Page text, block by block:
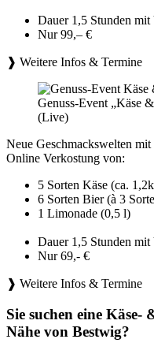
Dauer 1,5 Stunden mit
Nur 99,– €
❱ Weitere Infos & Termine
Genuss-Event „Käse
(Live)
Neue Geschmackswelten
Online Verkostung von:
5 Sorten Käse (ca.
6 Sorten Bier (à 3
1 Limonade (0,5 l)
Dauer 1,5 Stunden mit
Nur 69,- €
❱ Weitere Infos & Termine
Sie suchen eine
Nähe von Bestwig?